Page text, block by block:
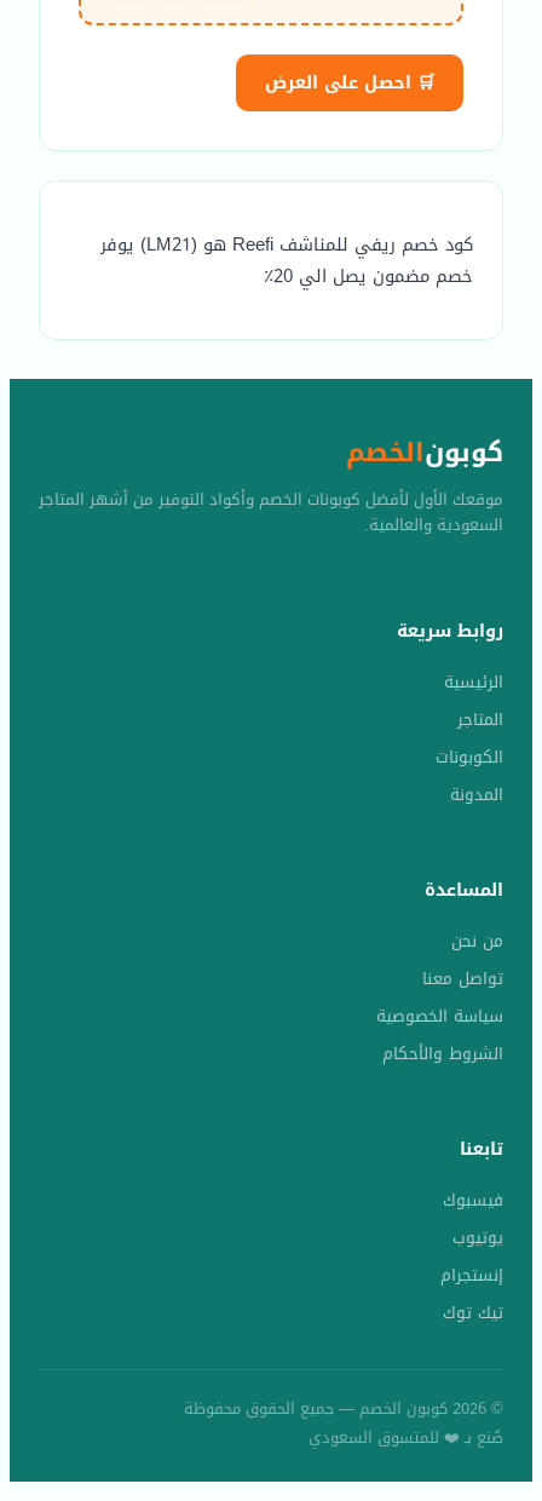
🛒 احصل على العرض
كود خصم ريفي للمناشف Reefi هو (LM21) يوفر
خصم مضمون يصل الي 20٪
كوبونالخصم
موقعك الأول لأفضل كوبونات الخصم وأكواد التوفير من أشهر المتاجر
السعودية والعالمية.
روابط سريعة
الرئيسية
المتاجر
الكوبونات
المدونة
المساعدة
من نحن
تواصل معنا
سياسة الخصوصية
الشروط والأحكام
تابعنا
فيسبوك
يوتيوب
إنستجرام
تيك توك
© 2026 كوبون الخصم — جميع الحقوق محفوظة
صُنع بـ ❤️ للمتسوق السعودي